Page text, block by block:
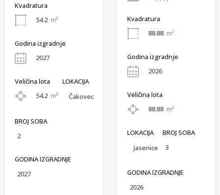
Kvadratura
54.2 m²
Godina izgradnje
2027
Veličina lota
54.2 m²
LOKACIJA
Čakovec
BROJ SOBA
2
GODINA IZGRADNJE
2027
Kvadratura
88.88 m²
Godina izgradnje
2026
Veličina lota
88.88 m²
LOKACIJA
Jasenice
BROJ SOBA
3
GODINA IZGRADNJE
2026